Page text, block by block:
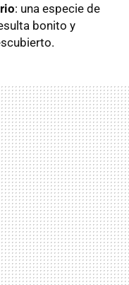
: una especie de
bonito y